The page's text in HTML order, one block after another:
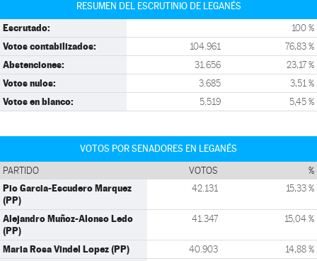
RESUMEN DEL ESCRUTINIO DE LEGANÉS
Escrutado: 100 %
Votos contabilizados: 104.961 76,83 %
Abstenciones: 31.656 23,17 %
Votos nulos: 3.685 3,51 %
Votos en blanco: 5.519 5,45 %
VOTOS POR SENADORES EN LEGANÉS
PARTIDO VOTOS %
Pio Garcia-Escudero Marquez
(PP)
42.131 15,33 %
Alejandro Muñoz-Alonso Ledo
(PP)
41.347 15,04 %
Maria Rosa Vindel Lopez (PP) 40.903 14,88 %